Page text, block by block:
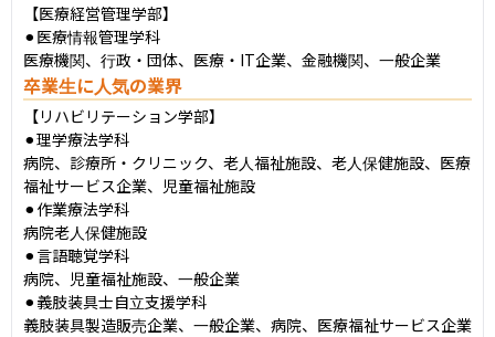
【医療経営管理学部】
⚫︎医療情報管理学科
医療機関、行政・団体、医療・IT企業、金融機関、一般企業
卒業生に人気の業界
【リハビリテーション学部】
⚫︎理学療法学科
病院、診療所・クリニック、老人福祉施設、老人保健施設、医療
福祉サービス企業、児童福祉施設
⚫︎作業療法学科
病院老人保健施設
⚫︎言語聴覚学科
病院、児童福祉施設、一般企業
⚫︎義肢装具士自立支援学科
義肢装具製造販売企業、一般企業、病院、医療福祉サービス企業